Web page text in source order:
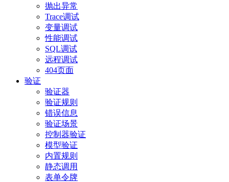
抛出异常
Trace调试
变量调试
性能调试
SQL调试
远程调试
404页面
验证
验证器
验证规则
错误信息
验证场景
控制器验证
模型验证
内置规则
静态调用
表单令牌